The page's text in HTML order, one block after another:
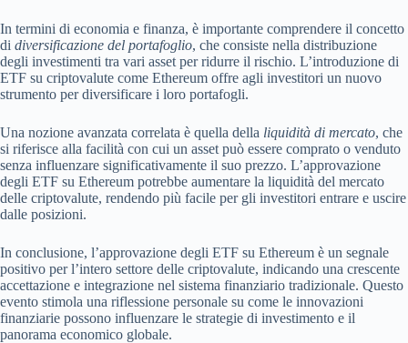
In termini di economia e finanza, è importante comprendere il concetto
di diversificazione del portafoglio, che consiste nella distribuzione
degli investimenti tra vari asset per ridurre il rischio. L’introduzione di
ETF su criptovalute come Ethereum offre agli investitori un nuovo
strumento per diversificare i loro portafogli.
Una nozione avanzata correlata è quella della liquidità di mercato, che
si riferisce alla facilità con cui un asset può essere comprato o venduto
senza influenzare significativamente il suo prezzo. L’approvazione
degli ETF su Ethereum potrebbe aumentare la liquidità del mercato
delle criptovalute, rendendo più facile per gli investitori entrare e uscire
dalle posizioni.
In conclusione, l’approvazione degli ETF su Ethereum è un segnale
positivo per l’intero settore delle criptovalute, indicando una crescente
accettazione e integrazione nel sistema finanziario tradizionale. Questo
evento stimola una riflessione personale su come le innovazioni
finanziarie possono influenzare le strategie di investimento e il
panorama economico globale.